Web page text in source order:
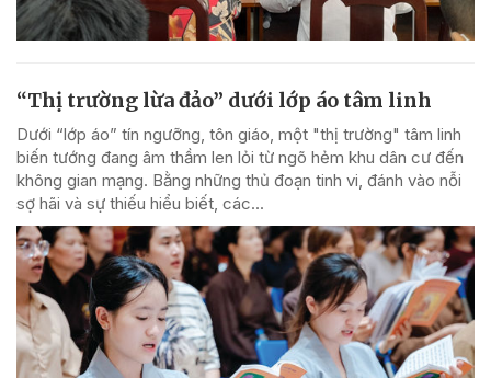
“Thị trường lừa đảo” dưới lớp áo tâm linh
Dưới “lớp áo” tín ngưỡng, tôn giáo, một "thị trường" tâm linh
biến tướng đang âm thầm len lỏi từ ngõ hẻm khu dân cư đến
không gian mạng. Bằng những thủ đoạn tinh vi, đánh vào nỗi
sợ hãi và sự thiếu hiểu biết, các...